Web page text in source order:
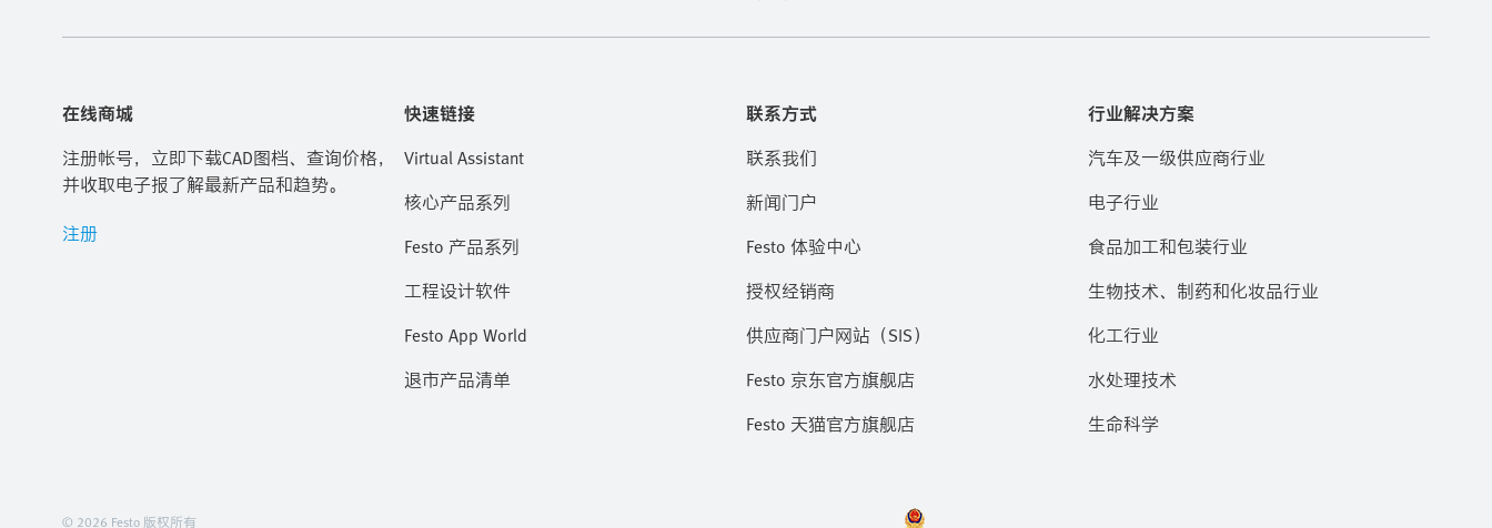
在线商城
注册帐号，立即下载CAD图档、查询价格，
并收取电子报了解最新产品和趋势。
注册
快速链接
Virtual Assistant
核心产品系列
Festo 产品系列
工程设计软件
Festo App World
退市产品清单
联系方式
联系我们
新闻门户
Festo 体验中心
授权经销商
供应商门户网站（SIS）
Festo 京东官方旗舰店
Festo 天猫官方旗舰店
行业解决方案
汽车及一级供应商行业
电子行业
食品加工和包装行业
生物技术、制药和化妆品行业
化工行业
水处理技术
生命科学
© 2026 Festo 版权所有